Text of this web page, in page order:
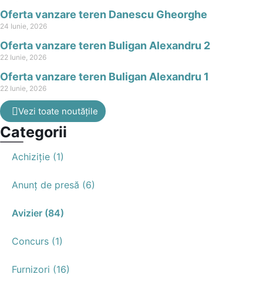
Oferta vanzare teren Danescu Gheorghe
24 Iunie, 2026
Oferta vanzare teren Buligan Alexandru 2
22 Iunie, 2026
Oferta vanzare teren Buligan Alexandru 1
22 Iunie, 2026
Vezi toate noutățile
Categorii
Achiziție (1)
Anunț de presă (6)
Avizier (84)
Concurs (1)
Furnizori (16)